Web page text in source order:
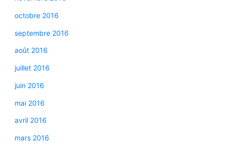
octobre 2016
septembre 2016
août 2016
juillet 2016
juin 2016
mai 2016
avril 2016
mars 2016